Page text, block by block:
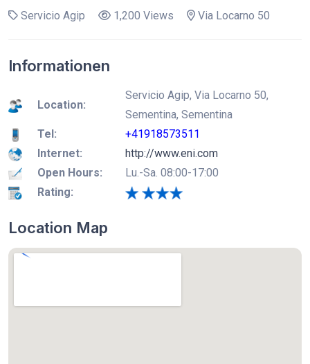
Servicio Agip 1,200 Views Via Locarno 50
Informationen
Location:
Servicio Agip, Via Locarno 50,
Sementina, Sementina
Tel:
+41918573511
Internet:
http://www.eni.com
Open Hours:
Lu.-Sa. 08:00-17:00
Rating:
Location Map